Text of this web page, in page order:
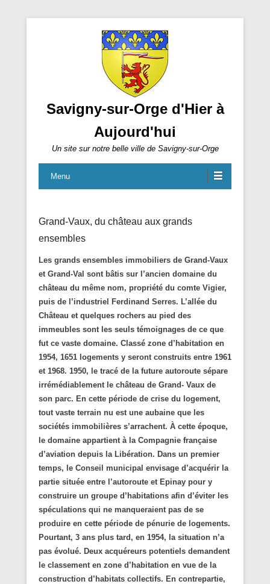
Savigny-sur-Orge d'Hier à
Aujourd'hui
Un site sur notre belle ville de Savigny-sur-Orge
Menu
Grand-Vaux, du château aux grands
ensembles
Les grands ensembles immobiliers de Grand-Vaux
et Grand-Val sont bâtis sur l’ancien domaine du
château du même nom, propriété du comte Vigier,
puis de l’industriel Ferdinand Serres. L’allée du
Château et quelques rochers au pied des
immeubles sont les seuls témoignages de ce que
fut ce vaste domaine. Classé zone d’habitation en
1954, 1651 logements y seront construits entre 1961
et 1968. 1950, le tracé de la future autoroute sépare
irrémédiablement le château de Grand- Vaux de
son parc. En cette période de crise du logement,
tout vaste terrain nu est une aubaine que les
sociétés immobilières s’arrachent. À cette époque,
le domaine appartient à la Compagnie française
d’aviation depuis la Libération. Dans un premier
temps, le Conseil municipal envisage d’acquérir la
partie située entre l’autoroute et Epinay pour y
construire un groupe d’habitations afin d’éviter les
spéculations qui ne manqueraient pas de se
produire en cette période de pénurie de logements.
Pourtant, 3 ans plus tard, en 1954, la situation n’a
pas évolué. Deux acquéreurs potentiels demandent
le classement en zone d’habitation en vue de la
construction d’habitats collectifs. En contrepartie,